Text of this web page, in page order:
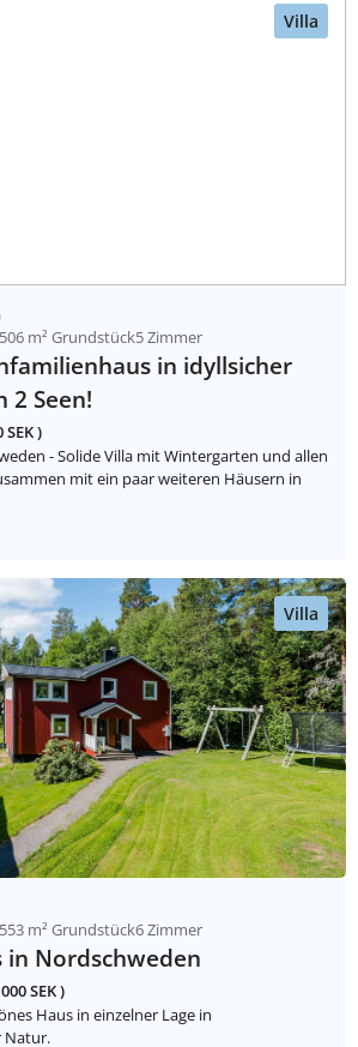
Villa
m² Grundstück5 Zimmer
in idyllsicher
2 Seen!
SEK )
- Solide Villa mit Wintergarten und allen
mit ein paar weiteren Häusern in
Villa
m² Grundstück6 Zimmer
in Nordschweden
SEK )
Haus in einzelner Lage in
Natur.